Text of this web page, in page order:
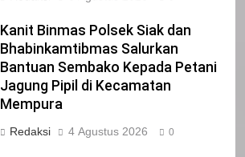
Kanit Binmas Polsek Siak dan
Bhabinkamtibmas Salurkan
Bantuan Sembako Kepada Petani
Jagung Pipil di Kecamatan
Mempura
Redaksi 4 Agustus 2026 0
IKLAN
NURGARAHA HARPAL NOVTEN, SH
CALON ANGGOTA DPRD PROVINSI
DKI JAKARTA
IKLAN